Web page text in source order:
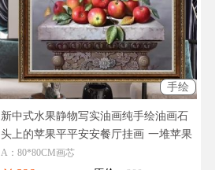
手绘
新中式水果静物写实油画纯手绘油画石
头上的苹果平平安安餐厅挂画 一堆苹果
写实油画
A：80*80CM画芯